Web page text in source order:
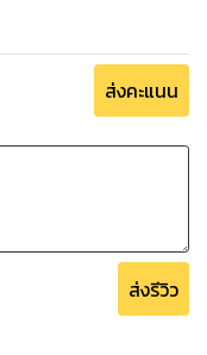
ส่งคะแนน
ส่งรีวิว